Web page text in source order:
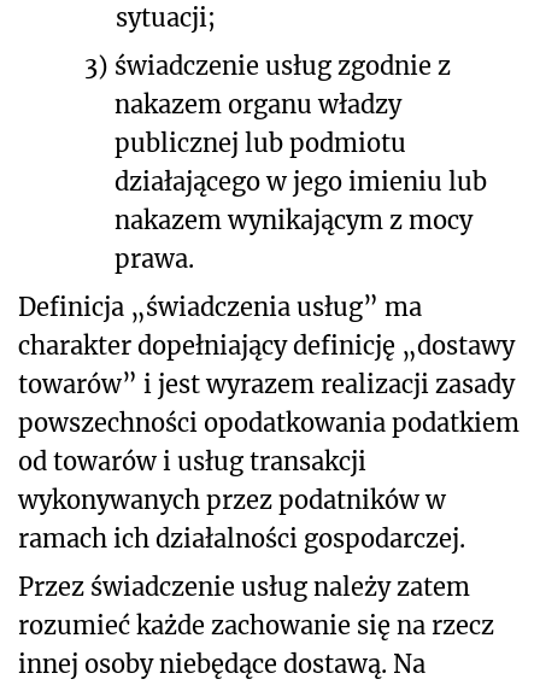
sytuacji;
3) świadczenie usług zgodnie z
nakazem organu władzy
publicznej lub podmiotu
działającego w jego imieniu lub
nakazem wynikającym z mocy
prawa.
Definicja „świadczenia usług” ma
charakter dopełniający definicję „dostawy
towarów” i jest wyrazem realizacji zasady
powszechności opodatkowania podatkiem
od towarów i usług transakcji
wykonywanych przez podatników w
ramach ich działalności gospodarczej.
Przez świadczenie usług należy zatem
rozumieć każde zachowanie się na rzecz
innej osoby niebędące dostawą. Na